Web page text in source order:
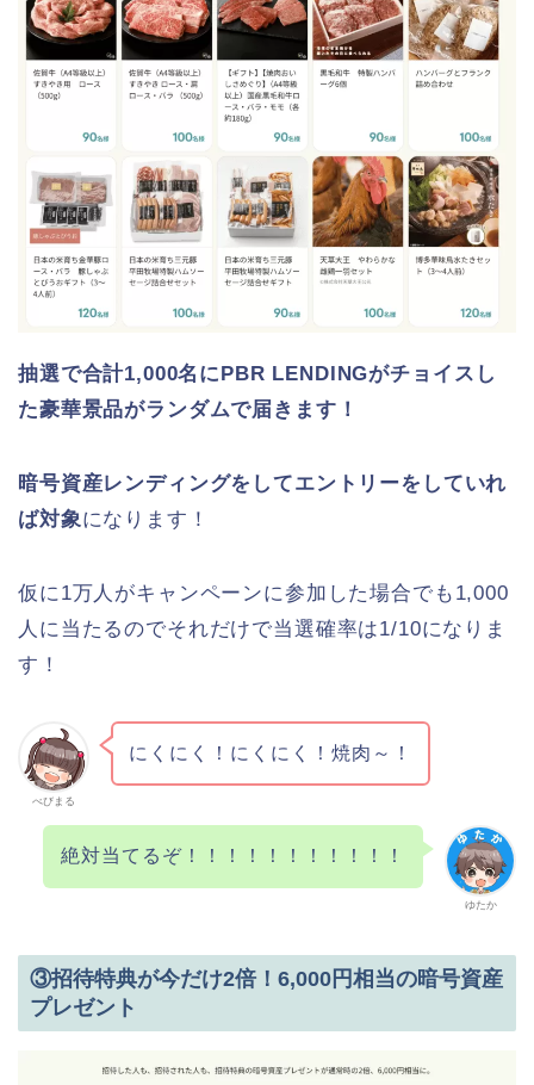
抽選で合計1,000名にPBR LENDINGがチョイスし
た豪華景品がランダムで届きます！
暗号資産レンディングをしてエントリーをしていれ
ば対象になります！
仮に1万人がキャンペーンに参加した場合でも1,000
人に当たるのでそれだけで当選確率は1/10になりま
す！
べびまる
にくにく！にくにく！焼肉～！
ゆたか
絶対当てるぞ！！！！！！！！！！！
③招待特典が今だけ2倍！6,000円相当の暗号資産
プレゼント